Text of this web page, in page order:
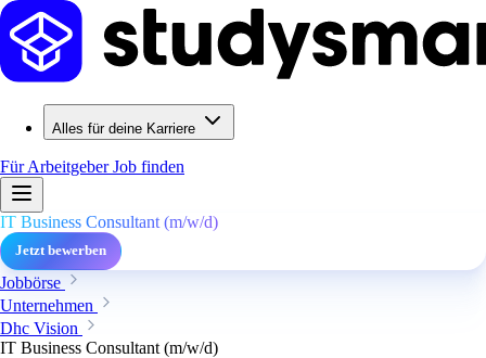
Alles für deine Karriere
Für ArbeitgeberJob finden
IT Business Consultant (m/w/d)
Jetzt bewerben
Jobbörse
Unternehmen
Dhc Vision
IT Business Consultant (m/w/d)